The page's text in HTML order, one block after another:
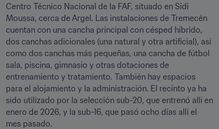
Centro Técnico Nacional de la FAF, situado en Sidi
Moussa, cerca de Argel. Las instalaciones de Tremecén
cuentan con una cancha principal con césped híbrido,
dos canchas adicionales (una natural y otra artificial), así
como dos canchas más pequeñas, una cancha de fútbol
sala, piscina, gimnasio y otras dotaciones de
entrenamiento y tratamiento. También hay espacios
para el alojamiento y la administración. El recinto ya ha
sido utilizado por la selección sub-20, que entrenó allí en
enero de 2026, y la sub-16, que pasó ocho días allí el
mes pasado.